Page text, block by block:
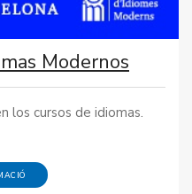
Modernos
los cursos de idiomas.